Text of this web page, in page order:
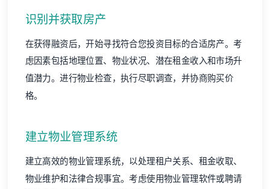
识别并获取房产
在获得融资后，开始寻找符合您投资目标的合适房产。考
虑因素包括地理位置、物业状况、潜在租金收入和市场升
值潜力。进行物业检查，执行尽职调查，并协商购买价
格。
建立物业管理系统
建立高效的物业管理系统，以处理租户关系、租金收取、
物业维护和法律合规事宜。考虑使用物业管理软件或聘请